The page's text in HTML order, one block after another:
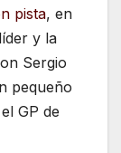
pista, en
y la
Sergio
pequeño
GP de